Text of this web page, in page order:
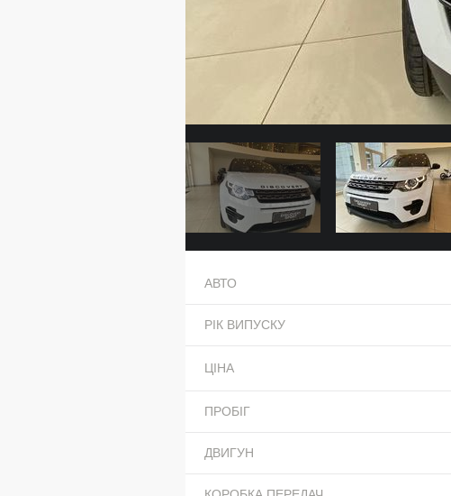
АВТО
РІК ВИПУСКУ
ЦІНА
ПРОБІГ
ДВИГУН